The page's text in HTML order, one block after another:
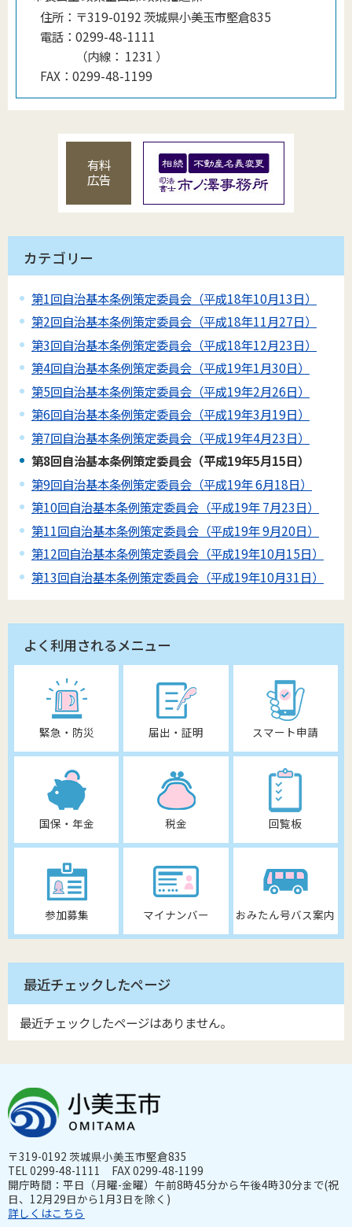
住所： 〒319-0192 茨城県小美玉市堅倉835
電話： 0299-48-1111
（内線 ： 1231 ）
FAX： 0299-48-1199
有料
広告
カテゴリー
第1回自治基本条例策定委員会（平成18年10月13日）
第2回自治基本条例策定委員会（平成18年11月27日）
第3回自治基本条例策定委員会（平成18年12月23日）
第4回自治基本条例策定委員会（平成19年1月30日）
第5回自治基本条例策定委員会（平成19年2月26日）
第6回自治基本条例策定委員会（平成19年3月19日）
第7回自治基本条例策定委員会（平成19年4月23日）
第8回自治基本条例策定委員会（平成19年5月15日）
第9回自治基本条例策定委員会（平成19年 6月18日）
第10回自治基本条例策定委員会（平成19年 7月23日）
第11回自治基本条例策定委員会（平成19年 9月20日）
第12回自治基本条例策定委員会（平成19年10月15日）
第13回自治基本条例策定委員会（平成19年10月31日）
よく利用されるメニュー
緊急・防災 届出・証明 スマート申請
国保・年金 税金 回覧板
参加募集 マイナンバー おみたん号バス案内
最近チェックしたページ
最近チェックしたページはありません。
〒319-0192 茨城県小美玉市堅倉835
TEL 0299-48-1111 FAX 0299-48-1199
開庁時間：平日（月曜-金曜）午前8時45分から午後4時30分まで(祝
日、12月29日から1月3日を除く)
詳しくはこちら